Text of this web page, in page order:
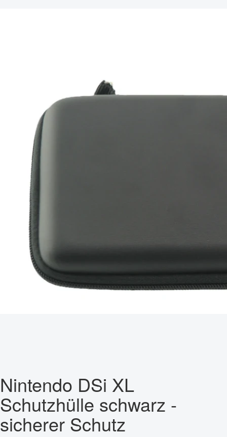
Nintendo DSi XL
Schutzhülle schwarz -
sicherer Schutz